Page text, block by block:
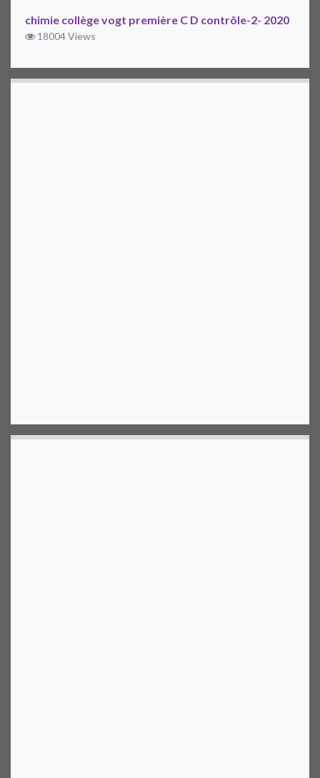
chimie collège vogt première C D contrôle-2- 2020
18004 Views